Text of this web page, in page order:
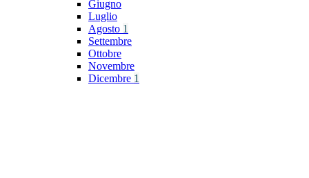
Giugno
Luglio
Agosto 1
Settembre
Ottobre
Novembre
Dicembre 1